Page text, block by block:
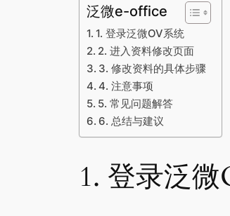
泛微e-office
1. 登录泛微OV系统
2. 进入资料修改页面
3. 修改资料的具体步骤
4. 注意事项
5. 常见问题解答
6. 总结与建议
1. 登录泛